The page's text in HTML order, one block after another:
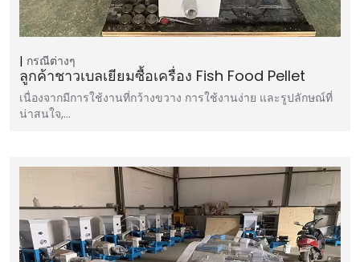
กรณีต่างๆ
ลูกค้าชาวเบลเยียมซื้อเครื่อง Fish Food Pellet
เนื่องจากมีการใช้งานที่กว้างขวาง การใช้งานง่าย และรูปลักษณ์ที่
น่าสนใจ,…